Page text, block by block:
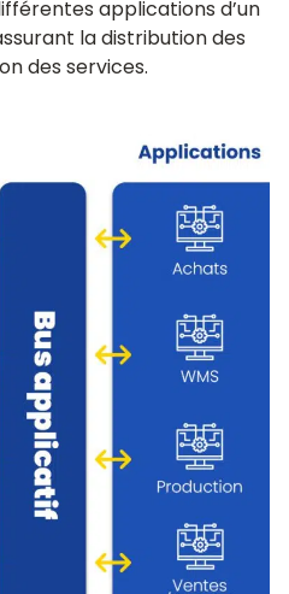
applications d’un
la distribution des
des services.